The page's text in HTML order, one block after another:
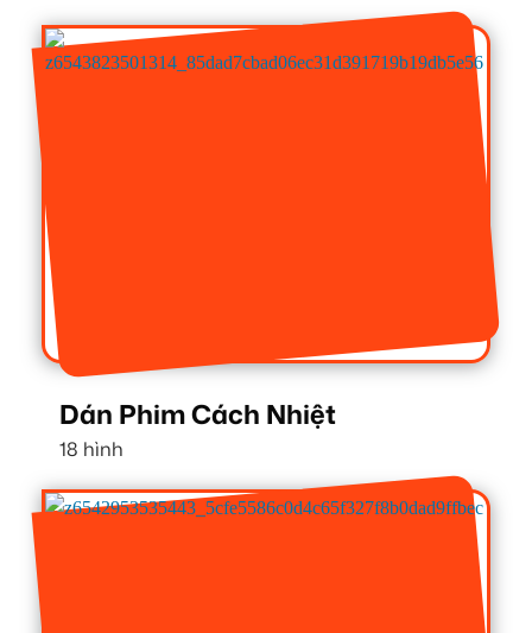
Dán Phim Cách Nhiệt
18 hình